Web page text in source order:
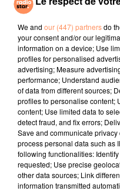
PUSSYCAT DOLLS
l'horoscope
Bélier
We and our (447) partnersdo
your consent and/or our
information on a device; Use
profiles for personalised
advertising; Measure
performance; Understand
of data from different sources;
profiles to personalise content;
content; Use limited data to
detect fraud, and fix errors;
Save and communicate
process personal data such as
following functionalities:
requested; Use precise
other data sources; Link
information transmitted